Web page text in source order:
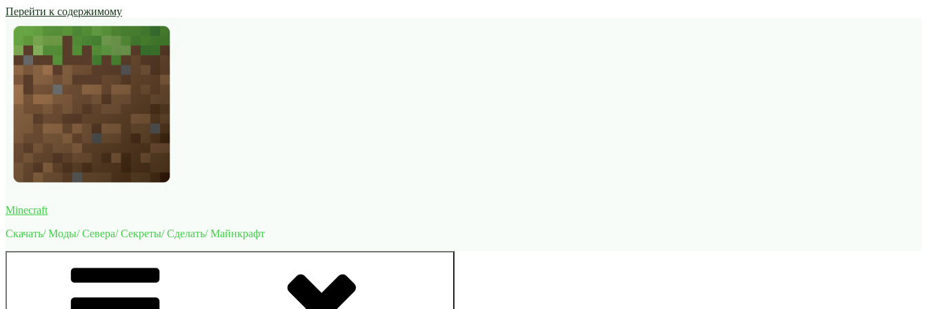
Перейти к содержимому
Minecraft
Скачать/ Моды/ Севера/ Секреты/ Сделать/ Майнкрафт